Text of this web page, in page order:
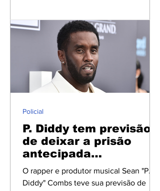
o artista falou sobre a oportunidade e
demonstrou entusiasmo com o projeto,
mas preferiu manter detalhes de seu
personagem em sigilo. "A única coisa
que posso dizer é que estou muito
animado. Isso é algo que só poderia
acontecer depois de 'O Agente
Secreto'. Estou muito feliz de fazer
P. Diddy tem previsão
de deixar a prisão
antecipada
novamente
O rapper e produtor musical Sean "P.
Diddy" Combs teve sua previsão de
Policial